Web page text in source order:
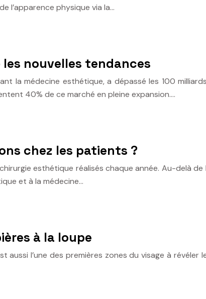
l’apparence physique via la…
nouvelles tendances
la médecine esthétique, a dépassé les 100
40% de ce marché en pleine expansion….
chez les patients ?
esthétique réalisés chaque année. Au-delà
et à la médecine…
à la loupe
aussi l’une des premières zones du visage à